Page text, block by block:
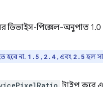
পিক্সেল-অনুপাত 1.0
হবে না. 1.5 , 2.4, এবং 2.5হল